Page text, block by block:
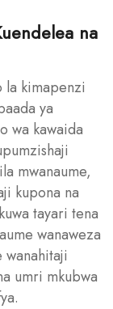
na
la kimapenzi
ya
wa kawaida
mwanaume,
kupona na
tayari tena
wanaweza
umri mkubwa